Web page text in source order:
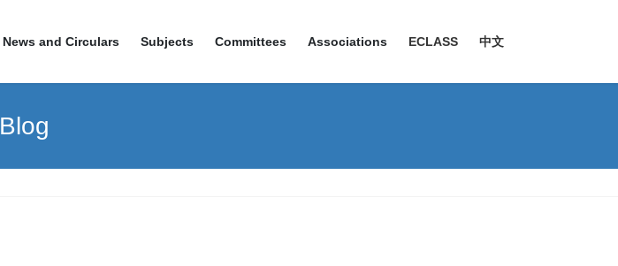
News and Circulars Subjects Committees Associations ECLASS 中文
Blog